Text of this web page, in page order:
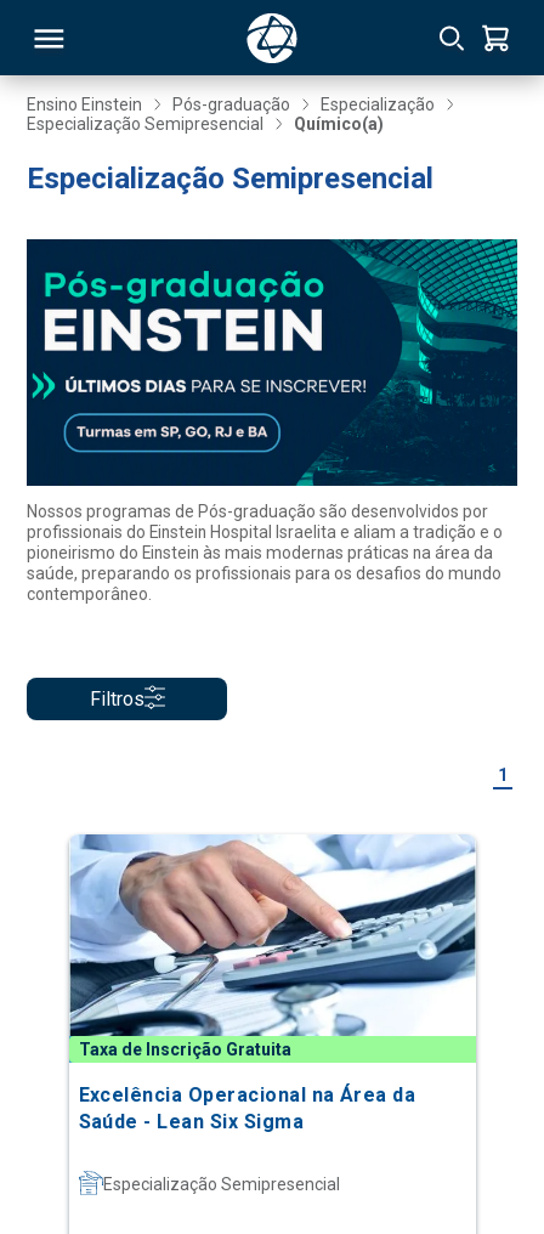
Ensino Einstein Pós-graduação
Especialização
Especialização Semipresencial
Químico(a)
Especialização Semipresencial
Nossos programas de Pós-graduação são desenvolvidos por
profissionais do Einstein Hospital Israelita e aliam a tradição e o
pioneirismo do Einstein às mais modernas práticas na área da
saúde, preparando os profissionais para os desafios do mundo
contemporâneo.
Filtros
1
Taxa de Inscrição Gratuita
Excelência Operacional na Área da
Saúde - Lean Six Sigma
Especialização Semipresencial